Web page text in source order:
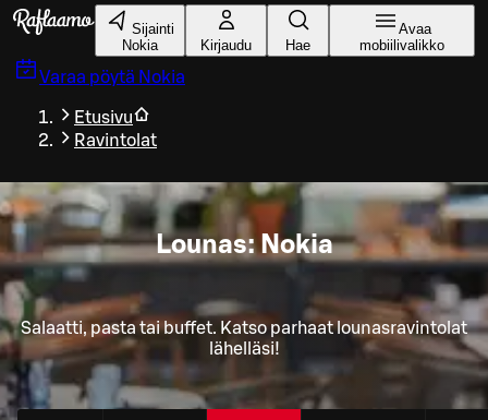
Siirry pääsisältöön
Sijainti
Nokia
Kirjaudu Hae
Avaa
mobiilivalikko
Varaa pöytä Nokia
Etusivu
Ravintolat
Lounas: Nokia
Salaatti, pasta tai buffet. Katso parhaat lounasravintolat
lähelläsi!